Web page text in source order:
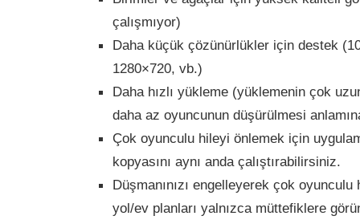
çalışmıyor)
Daha küçük çözünürlükler için destek
1280×720, vb.)
Daha hızlı yükleme (yüklemenin çok
daha az oyuncunun düşürülmesi
Çok oyunculu hileyi önlemek için
kopyasını aynı anda çalıştırabilirsiniz.
Düşmanınızı engelleyerek çok
yol/ev planları yalnızca müttefiklere